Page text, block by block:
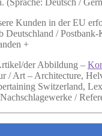
Kunden in der EU
Deutschland /
+
der Abbildung –
/ Art – Architecture,
Switzerland,
/